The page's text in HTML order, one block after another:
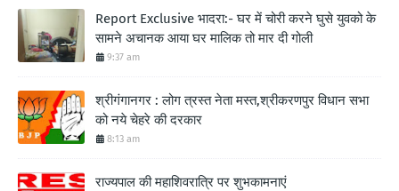
Report Exclusive भादरा:- घर में चोरी करने घुसे युवको के
सामने अचानक आया घर मालिक तो मार दी गोली
9:37 am
श्रीगंगानगर : लोग त्रस्त नेता मस्त,श्रीकरणपुर विधान सभा
को नये चेहरे की दरकार
8:13 am
राज्यपाल की महाशिवरात्रि पर शुभकामनाएं